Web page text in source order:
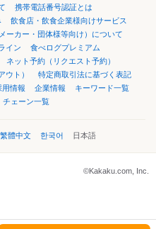
携帯電話番号認証とは
飲食店・飲食企業様向けサービス
ーカー・団体様等向け）について
イン
食べログプレミアム
ネット予約（リクエスト予約）
ウト）
特定商取引法に基づく表記
用情報 企業情報
キーワード一覧
チェーン一覧
繁體中文 한국어 日本語
©Kakaku.com, Inc.